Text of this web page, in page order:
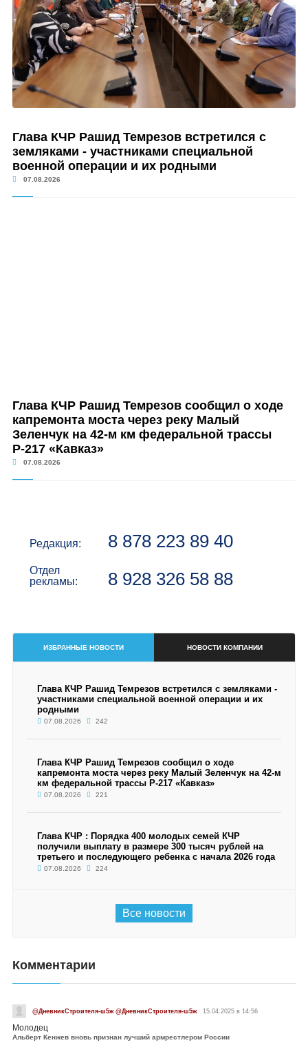
Глава КЧР Рашид Темрезов встретился с
земляками - участниками специальной
военной операции и их родными
07.08.2026
Глава КЧР Рашид Темрезов сообщил о ходе
капремонта моста через реку Малый
Зеленчук на 42-м км федеральной трассы
Р-217 «Кавказ»
07.08.2026
Редакция: 8 878 223 89 40
Отдел
рекламы:
8 928 326 58 88
ИЗБРАННЫЕ НОВОСТИ НОВОСТИ КОМПАНИИ
Глава КЧР Рашид Темрезов встретился с земляками -
участниками специальной военной операции и их
родными
07.08.2026 242
Глава КЧР Рашид Темрезов сообщил о ходе
капремонта моста через реку Малый Зеленчук на 42-м
км федеральной трассы Р-217 «Кавказ»
07.08.2026 221
Глава КЧР : Порядка 400 молодых семей КЧР
получили выплату в размере 300 тысяч рублей на
третьего и последующего ребенка с начала 2026 года
07.08.2026 224
Все новости
Комментарии
@ДневникСтроителя-ш5ж @ДневникСтроителя-ш5ж 15.04.2025 в 14:56
Молодец
Альберт Кенжев вновь признан лучший армрестлером России